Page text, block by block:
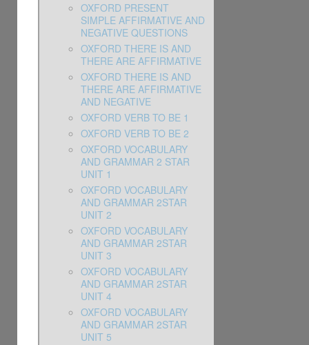
OXFORD PRESENT
SIMPLE AFFIRMATIVE AND
NEGATIVE QUESTIONS
OXFORD THERE IS AND
THERE ARE AFFIRMATIVE
OXFORD THERE IS AND
THERE ARE AFFIRMATIVE
AND NEGATIVE
OXFORD VERB TO BE 1
OXFORD VERB TO BE 2
OXFORD VOCABULARY
AND GRAMMAR 2 STAR
UNIT 1
OXFORD VOCABULARY
AND GRAMMAR 2STAR
UNIT 2
OXFORD VOCABULARY
AND GRAMMAR 2STAR
UNIT 3
OXFORD VOCABULARY
AND GRAMMAR 2STAR
UNIT 4
OXFORD VOCABULARY
AND GRAMMAR 2STAR
UNIT 5